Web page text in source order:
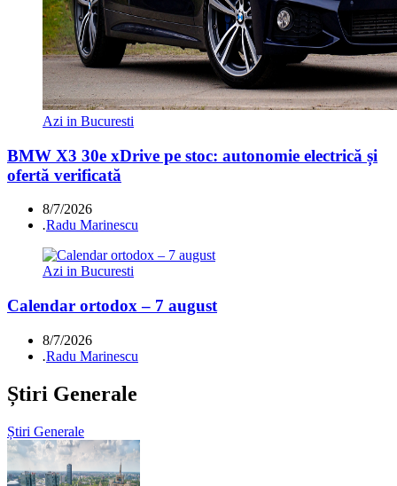
Azi in Bucuresti
BMW X3 30e xDrive pe stoc: autonomie electrică și
ofertă verificată
8/7/2026
.Radu Marinescu
Azi in Bucuresti
Calendar ortodox – 7 august
8/7/2026
.Radu Marinescu
Știri Generale
Știri Generale